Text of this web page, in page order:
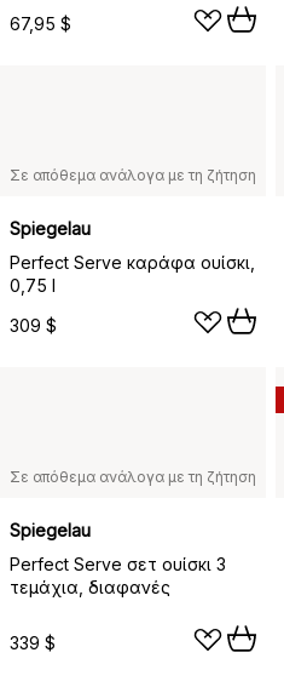
67,95 $
Σε απόθεμα ανάλογα με τη ζήτηση
Spiegelau
Perfect Serve καράφα ουίσκι,
0,75 l
309 $
Σε απόθεμα ανάλογα με τη ζήτηση
Spiegelau
Perfect Serve σετ ουίσκι 3
τεμάχια, διαφανές
339 $